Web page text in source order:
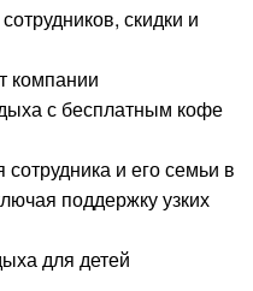
скидки и
компании
с бесплатным кофе
и его семьи в
поддержку узких
для детей